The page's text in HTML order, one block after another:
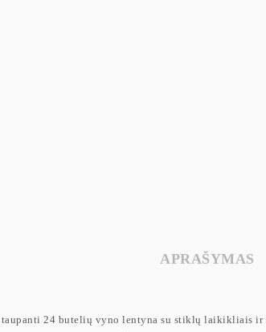
APRAŠYMAS
taupanti 24 butelių vyno lentyna su stiklų laikikliais